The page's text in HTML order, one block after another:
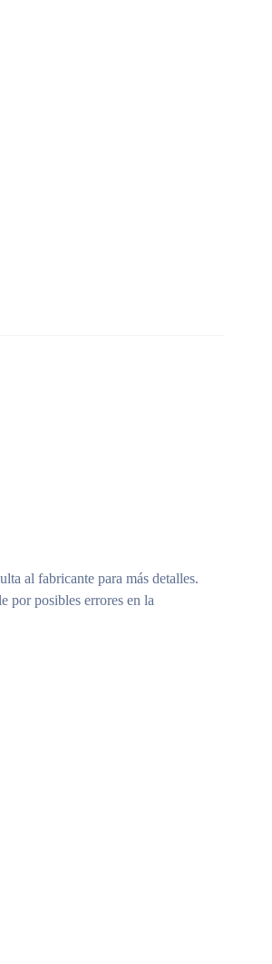
al fabricante para más detalles.
por posibles errores en la